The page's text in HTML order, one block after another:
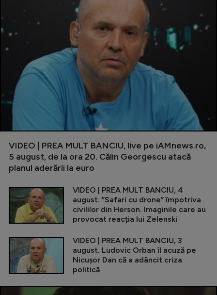
VIDEO | PREA MULT BANCIU, live pe iAMnews.ro,
5 august, de la ora 20. Călin Georgescu atacă
planul aderării la euro
VIDEO | PREA MULT BANCIU, 4
august. ”Safari cu drone” împotriva
civililor din Herson. Imaginile care au
provocat reacția lui Zelenski
VIDEO | PREA MULT BANCIU, 3
august. Ludovic Orban îl acuză pe
Nicușor Dan că a adâncit criza
politică